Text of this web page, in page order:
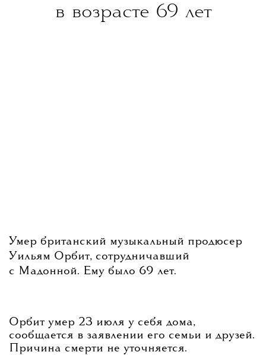
в возрасте 69 лет
Умер британский музыкальный продюсер
Уильям Орбит, сотрудничавший
с Мадонной. Ему было 69 лет.
Орбит умер 23 июля у себя дома,
сообщается в заявлении его семьи и друзей.
Причина смерти не уточняется.